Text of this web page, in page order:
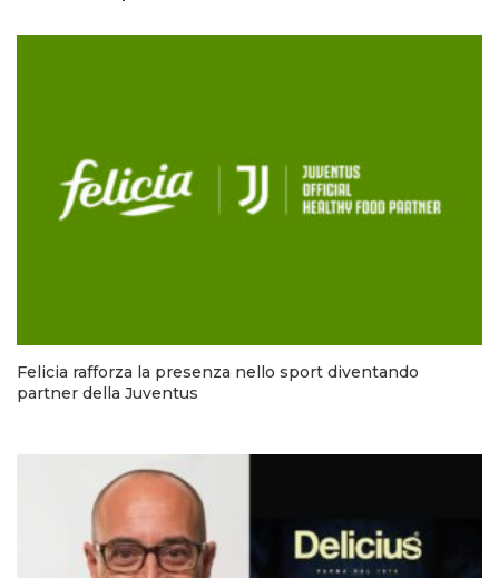
Felicia rafforza la presenza nello sport diventando
partner della Juventus